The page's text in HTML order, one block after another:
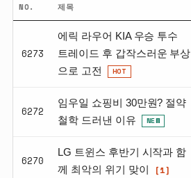
NO. 제목
6273
에릭 라우어 KIA 우승 투수
트레이드 후 갑작스러운 부상
으로 고전
HOT
6272
임우일 쇼핑비 30만원? 절약
철학 드러낸 이유
NEW
6270
LG 트윈스 후반기 시작과 함
께 최악의 위기 맞이
[1]